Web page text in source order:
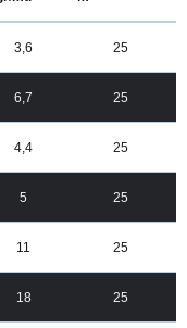
3,6 25
6,7 25
4,4 25
5 25
11 25
18 25